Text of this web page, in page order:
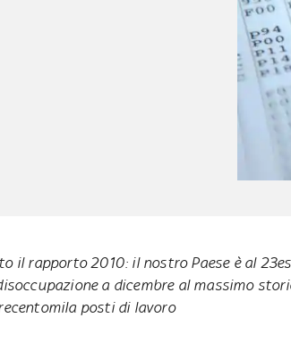
il rapporto 2010: il nostro Paese è al
a dicembre al massimo
posti di lavoro